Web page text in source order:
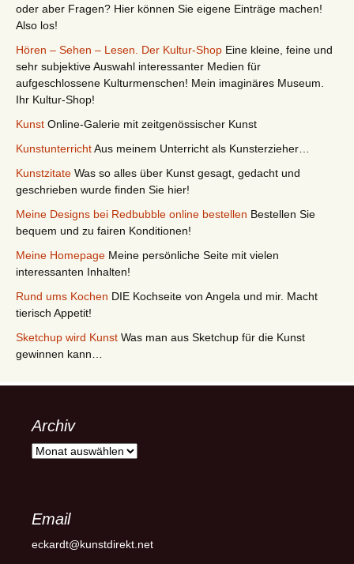
oder aber Fragen? Hier können Sie eigene Einträge machen!
Also los!
Hören – Sehen – Lesen. Der Kultur-Shop Eine kleine, feine und
sehr subjektive Auswahl interessanter Medien für
aufgeschlossene Kulturmenschen! Mein imaginäres Museum.
Ihr Kultur-Shop!
Kunst Online-Galerie mit zeitgenössischer Kunst
KunstunterrichtAus meinem Unterricht als Kunsterzieher…
Kunstzitate Was so alles über Kunst gesagt, gedacht und
geschrieben wurde finden Sie hier!
Meine Designs bei Redbubble online bestellen Bestellen Sie
bequem und zu fairen Konditionen!
Meine Homepage Meine persönliche Seite mit vielen
interessanten Inhalten!
Rund ums Kochen DIE Kochseite von Angela und mir. Macht
tierisch Appetit!
Sketchup wird Kunst Was man aus Sketchup für die Kunst
gewinnen kann…
Archiv
Archiv
Email
eckardt@kunstdirekt.net